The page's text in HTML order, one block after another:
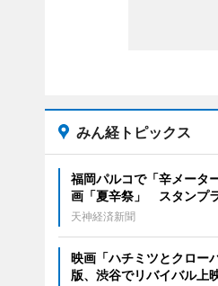
みん経トピックス
福岡パルコで「辛メータ
画「夏辛祭」 スタンプ
天神経済新聞
映画「ハチミツとクロー
版、渋谷でリバイバル上